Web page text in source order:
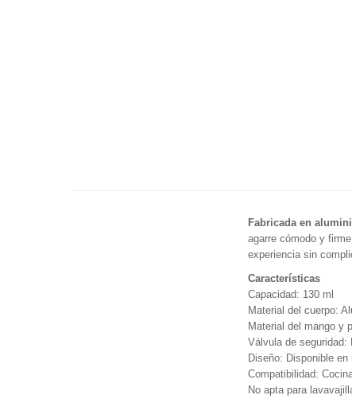
Fabricada en
agarre cómodo y
experiencia sin
Características
Capacidad: 130 ml
Material del cuerpo:
Material del mango y
Válvula de
Diseño: Disponible
Compatibilidad:
No apta para